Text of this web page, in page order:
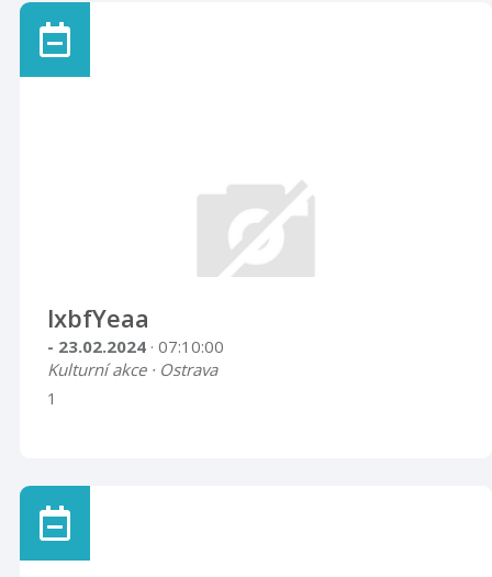
lxbfYeaa
- 23.02.2024 · 07:10:00
Kulturní akce · Ostrava
1